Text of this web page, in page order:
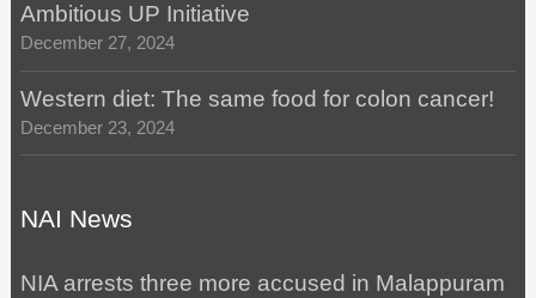
Ambitious UP Initiative
December 27, 2024
Western diet: The same food for colon cancer!
December 23, 2024
NAI News
NIA arrests three more accused in Malappuram